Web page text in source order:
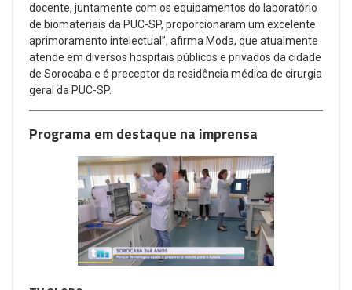
docente, juntamente com os equipamentos do laboratório
de biomateriais da PUC-SP, proporcionaram um excelente
aprimoramento intelectual”, afirma Moda, que atualmente
atende em diversos hospitais públicos e privados da cidade
de Sorocaba e é preceptor da residência médica de cirurgia
geral da PUC-SP.
Programa em destaque na imprensa